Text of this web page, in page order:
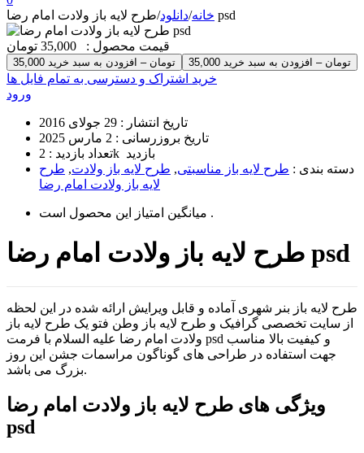
خانه/دانلود/ طرح لایه باز ولادت امام رضا psd
قیمت محصول : 35,000 تومان
35,000 تومان – افزودن به سبد خرید
خرید اشتراک و دسترسی به تمام فایل ها
ورود
تاریخ انتشار : 29 جولای 2016
تاریخ بروزرسانی : 2 مارس 2025
تعداد بازدید :
2k بازدید
دسته بندی : طرح لایه باز مناسبتی, طرح لایه باز ولادت, طرح
لایه باز ولادت امام رضا
میانگین امتیاز این محصول است .
طرح لایه باز ولادت امام رضا psd
طرح لایه باز بنر شهری آماده و قابل ویرایش ارائه شده در این لحظه
از سایت تخصصی گرافیک و طرح لایه باز وطن فتو یک طرح لایه باز
ولادت امام رضا علیه السلام با فرمت psd و کیفیت بالا مناسب
جهت استفاده در طراحی های گوناگون مراسمات جشن این روز
بزرگ می باشد.
ویژگی های طرح لایه باز ولادت امام رضا
psd